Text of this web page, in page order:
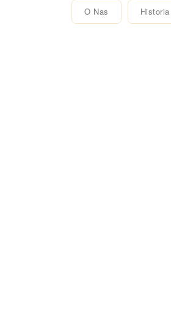
O Nas Historia